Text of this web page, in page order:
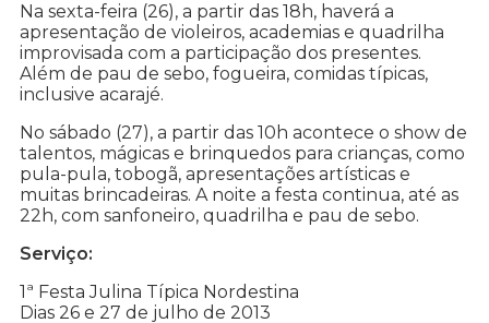
Na sexta-feira (26), a partir das 18h, haverá a
apresentação de violeiros, academias e quadrilha
improvisada com a participação dos presentes.
Além de pau de sebo, fogueira, comidas típicas,
inclusive acarajé.
No sábado (27), a partir das 10h acontece o show de
talentos, mágicas e brinquedos para crianças, como
pula-pula, tobogã, apresentações artísticas e
muitas brincadeiras. A noite a festa continua, até as
22h, com sanfoneiro, quadrilha e pau de sebo.
Serviço:
1ª Festa Julina Típica Nordestina
Dias 26 e 27 de julho de 2013